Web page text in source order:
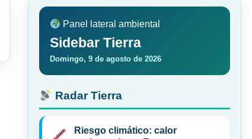
Panel lateral ambiental
Sidebar Tierra
Domingo, 9 de agosto de 2026
Radar Tierra
Riesgo climático: calor